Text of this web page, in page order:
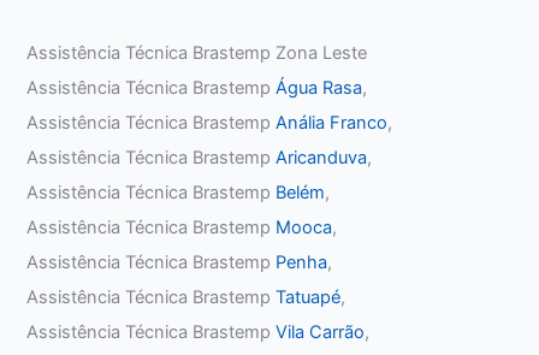
Assistência Técnica Brastemp Zona Leste
Assistência Técnica BrastempÁgua Rasa,
Assistência Técnica BrastempAnália Franco,
Assistência Técnica BrastempAricanduva,
Assistência Técnica Brastemp Belém,
Assistência Técnica Brastemp Mooca,
Assistência Técnica Brastemp Penha,
Assistência Técnica BrastempTatuapé,
Assistência Técnica BrastempVila Carrão,